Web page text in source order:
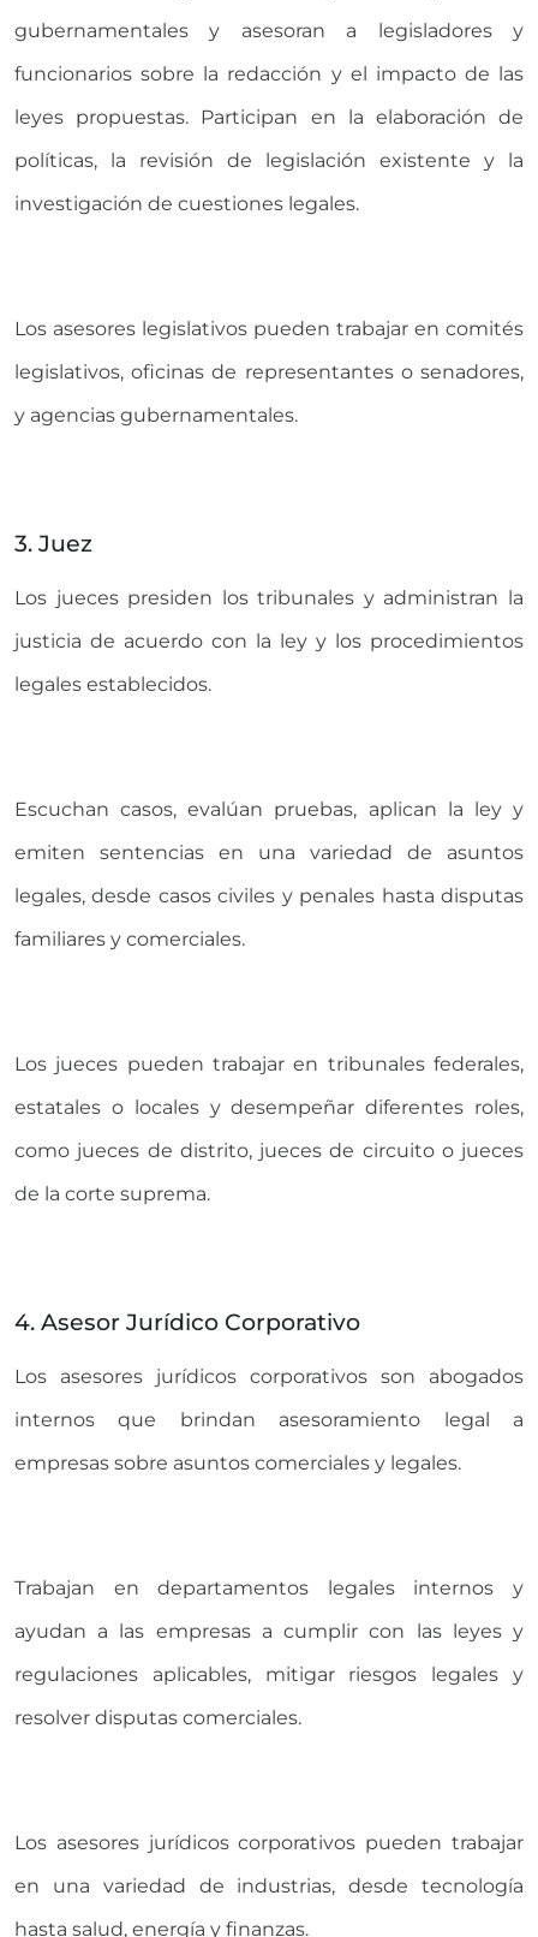
gubernamentales y asesoran a legisladores y
funcionarios sobre la redacción y el impacto de las
leyes propuestas. Participan en la elaboración de
políticas, la revisión de legislación existente y la
investigación de cuestiones legales.
Los asesores legislativos pueden trabajar en comités
legislativos, oficinas de representantes o senadores,
y agencias gubernamentales.
3. Juez
Los jueces presiden los tribunales y administran la
justicia de acuerdo con la ley y los procedimientos
legales establecidos.
Escuchan casos, evalúan pruebas, aplican la ley y
emiten sentencias en una variedad de asuntos
legales, desde casos civiles y penales hasta disputas
familiares y comerciales.
Los jueces pueden trabajar en tribunales federales,
estatales o locales y desempeñar diferentes roles,
como jueces de distrito, jueces de circuito o jueces
de la corte suprema.
4. Asesor Jurídico Corporativo
Los asesores jurídicos corporativos son abogados
internos que brindan asesoramiento legal a
empresas sobre asuntos comerciales y legales.
Trabajan en departamentos legales internos y
ayudan a las empresas a cumplir con las leyes y
regulaciones aplicables, mitigar riesgos legales y
resolver disputas comerciales.
Los asesores jurídicos corporativos pueden trabajar
en una variedad de industrias, desde tecnología
hasta salud, energía y finanzas.